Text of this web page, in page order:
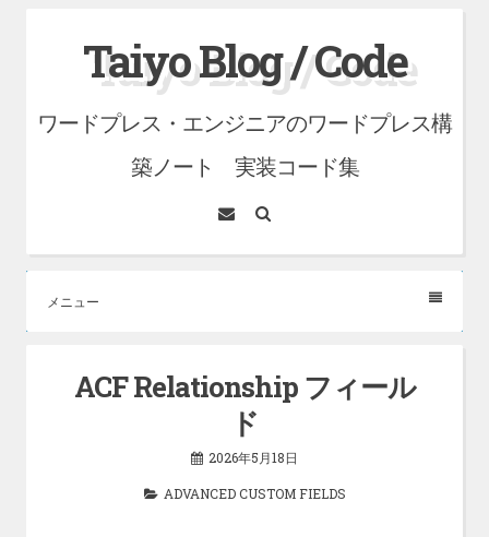
ン
キ
Taiyo Blog / Code
ワードプレス・エンジニアのワードプレス構
築ノート 実装コード集
メ
メニュー
ACF Relationship フィール
ド
2026年5月18日
ADVANCED CUSTOM FIELDS